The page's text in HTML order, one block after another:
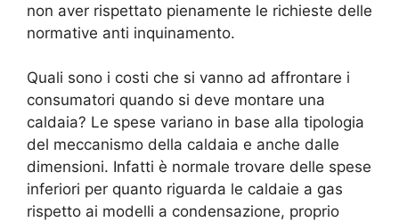
non aver rispettato pienamente le richieste delle
normative anti inquinamento.
Quali sono i costi che si vanno ad affrontare i
consumatori quando si deve montare una
caldaia? Le spese variano in base alla tipologia
del meccanismo della caldaia e anche dalle
dimensioni. Infatti è normale trovare delle spese
inferiori per quanto riguarda le caldaie a gas
rispetto ai modelli a condensazione, proprio